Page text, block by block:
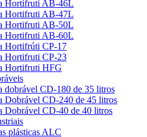
Hortifruti AB-46L
Hortifruti AB-47L
Hortifruti AB-50L
Hortifruti AB-60L
Hortifrúti CP-17
Hortifruti CP-23
Hortifruti HFG
dobrável CD-180 de 35 litros
Dobrável CD-240 de 45 litros
Dobrável CD-40 de 40 litros
plásticas ALC